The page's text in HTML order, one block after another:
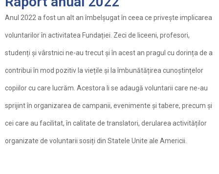
Anul 2022 a fost un alt an îmbelșugat în ceea ce privește implicarea
voluntarilor în activitatea Fundației. Zeci de liceeni, profesori,
studenți și vârstnici ne-au trecut și în acest an pragul cu dorința de a
contribui în mod pozitiv la viețile și la îmbunătățirea cunoștințelor
copiilor cu care lucrăm. Acestora li se adaugă voluntarii care ne-au
sprijint în organizarea de campanii, evenimente și tabere, precum și
cei care au facilitat, în calitate de translatori, derularea activităților
organizate de voluntarii sosiți din Statele Unite ale Americii.